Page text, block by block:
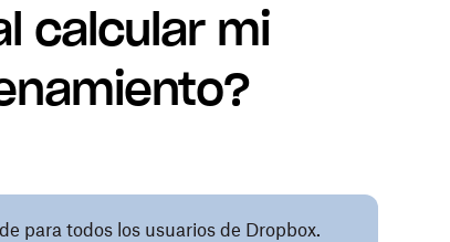
calcular mi
para todos los usuarios de Dropbox.